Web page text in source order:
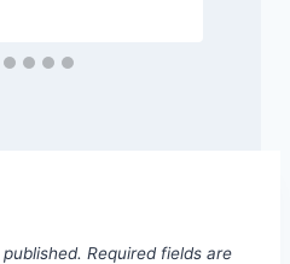
Required fields are